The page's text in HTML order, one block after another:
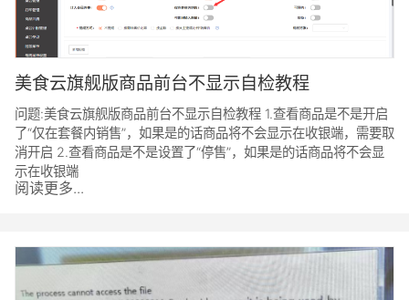
美食云旗舰版商品前台不显示自检教程
问题:美食云旗舰版商品前台不显示自检教程 1.查看商品是不是开启
了“仅在套餐内销售”，如果是的话商品将不会显示在收银端，需要取
消开启 2.查看商品是不是设置了“停售”，如果是的话商品将不会显
示在收银端
阅读更多...